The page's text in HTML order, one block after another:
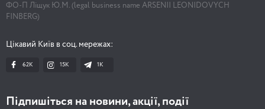
ФО-П Ліщук Ю.М. (legal business name ARSENII LEONIDOVYCH
FINBERG)
Цікавий Київ в соц. мережах:
62K 15K 1К
Підпишіться на новини, акції, події